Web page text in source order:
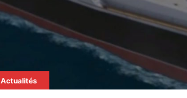
Actualités